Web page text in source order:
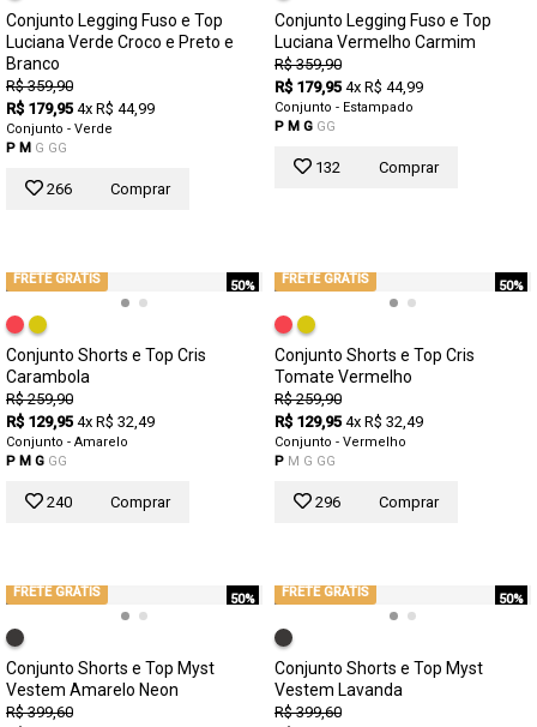
Conjunto Legging Fuso e Top
Luciana Verde Croco e Preto e
Branco
R$ 359,90
R$ 179,95 4x R$ 44,99
Conjunto - Verde
P M G GG
266 Comprar
Conjunto Legging Fuso e Top
Luciana Vermelho Carmim
R$ 359,90
R$ 179,95 4x R$ 44,99
Conjunto - Estampado
P M G GG
132 Comprar
50%
FRETE GRÁTIS
Conjunto Shorts e Top Cris
Carambola
R$ 259,90
R$ 129,95 4x R$ 32,49
Conjunto - Amarelo
P M G GG
240 Comprar
50%
FRETE GRÁTIS
Conjunto Shorts e Top Cris
Tomate Vermelho
R$ 259,90
R$ 129,95 4x R$ 32,49
Conjunto - Vermelho
P M G GG
296 Comprar
50%
FRETE GRÁTIS
Conjunto Shorts e Top Myst
Vestem Amarelo Neon
R$ 399,60
50%
FRETE GRÁTIS
Conjunto Shorts e Top Myst
Vestem Lavanda
R$ 399,60